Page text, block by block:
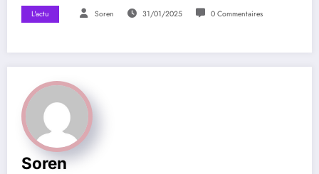
L'actu Soren 31/01/2025 0 Commentaires
Soren